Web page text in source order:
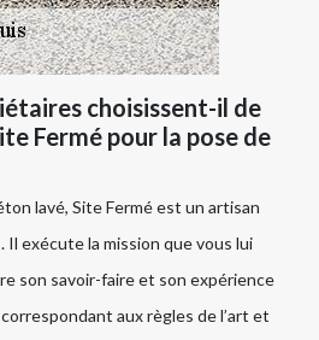
choisissent-il de
Fermé pour la pose de
lavé, Site Fermé est un artisan
Il exécute la mission que vous lui
son savoir-faire et son expérience
aux règles de l’art et